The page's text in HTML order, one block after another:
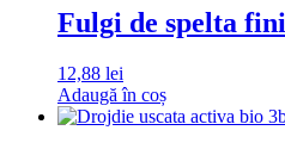
Fulgi de spelta
12,88 lei
Adaugă în coș